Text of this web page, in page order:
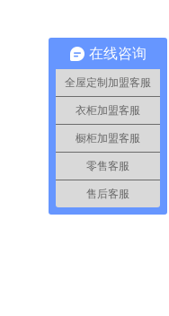
在线咨询
全屋定制加盟客服
衣柜加盟客服
橱柜加盟客服
零售客服
售后客服